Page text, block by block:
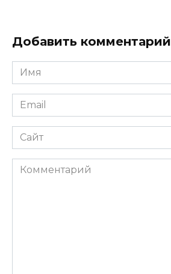
Добавить комментарий
Имя
*
Email
*
Сайт
Комментарий